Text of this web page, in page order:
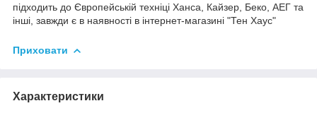
підходить до Європейській техніці Ханса, Кайзер, Беко, АЕГ та
інші, завжди є в наявності в інтернет-магазині "Тен Хаус"
Приховати
Характеристики